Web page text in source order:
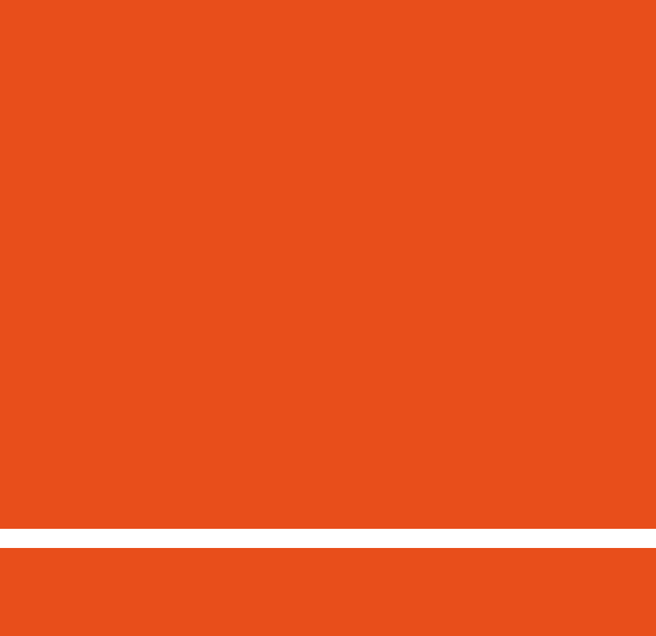
Zirbenholz. Das Holz wird schonend getrocknet, so hat es einen besonderen hohen Anteil an den ätherischen Öl und der
können die ätherischen Öle ungehindert ausdampfen und die positive Wirkung auf den menschlichen Organismus voll entfalten.
wir ihr Bett in unserer Schreinerei oder geben es bei Der Firma Relax in Obertrum in Auftrag.